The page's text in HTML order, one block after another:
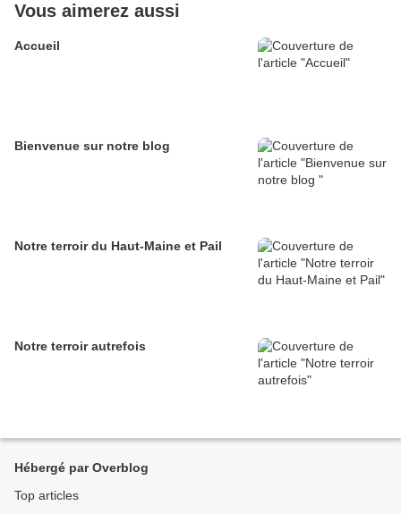
Vous aimerez aussi
Accueil
Bienvenue sur notre blog
Notre terroir du Haut-Maine et Pail
Notre terroir autrefois
Hébergé par Overblog
Top articles